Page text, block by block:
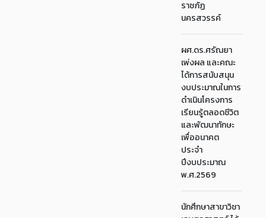
ราชภัฏ
นครสวรรค์
ผศ.ดร.ศรัณยา
เพ่งผล และคณะ
ได้การสนับสนุน
งบประมาณในการ
ดำเนินโครงการ
เรียนรู้ตลอดชีวิต
และพัฒนาทักษะ
เพื่ออนาคต
ประจำ
ปีงบประมาณ
พ.ศ.2569
นักศึกษาสาขาวิชา